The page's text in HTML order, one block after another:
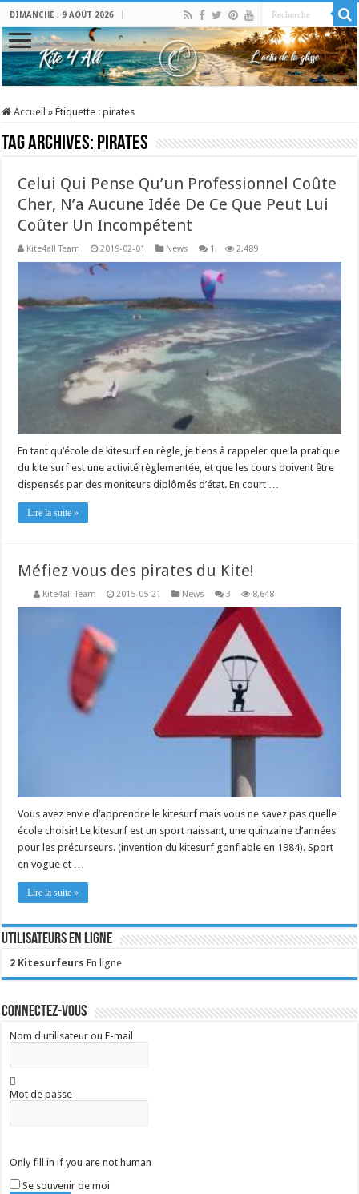
DIMANCHE , 9 AOÛT 2026
Accueil » Étiquette :pirates
Tag Archives: pirates
Celui Qui Pense Qu’un Professionnel Coûte
Cher, N’a Aucune Idée De Ce Que Peut Lui
Coûter Un Incompétent
Kite4all Team 2019-02-01 News 1 2,489
En tant qu’école de kitesurf en règle, je tiens à rappeler que la pratique
du kite surf est une activité règlementée, et que les cours doivent être
dispensés par des moniteurs diplômés d’état. En court …
Lire la suite »
Méfiez vous des pirates du Kite!
Kite4all Team 2015-05-21 News 3 8,648
Vous avez envie d’apprendre le kitesurf mais vous ne savez pas quelle
école choisir! Le kitesurf est un sport naissant, une quinzaine d’années
pour les précurseurs. (invention du kitesurf gonflable en 1984). Sport
en vogue et …
Lire la suite »
Utilisateurs en ligne
2 Kitesurfeurs En ligne
Connectez-vous
Nom d'utilisateur ou E-mail
Mot de passe
Only fill in if you are not human
Se souvenir de moi